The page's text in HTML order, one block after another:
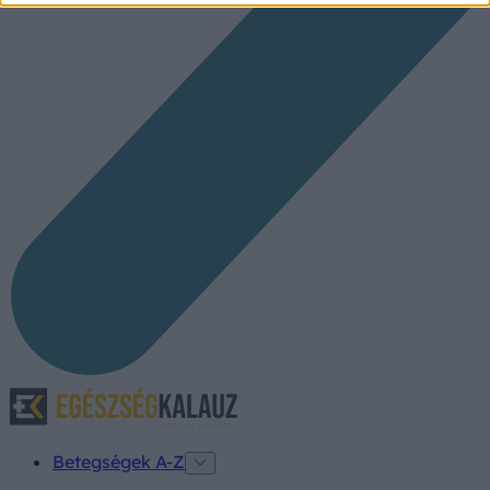
Betegségek A-Z